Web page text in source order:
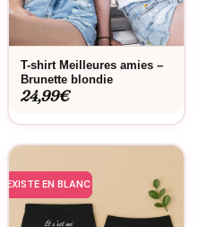
T-shirt Meilleures amies –
Brunette blondie
24,99€
EXISTE EN BLANC